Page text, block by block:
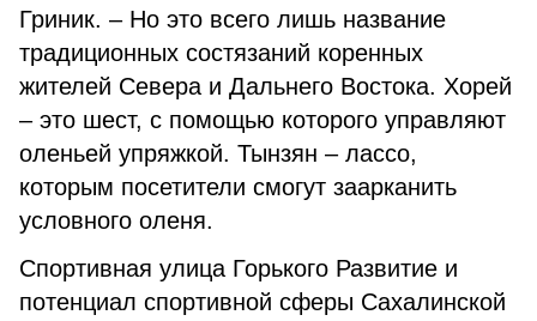
Гриник. – Но это всего лишь название
традиционных состязаний коренных
жителей Севера и Дальнего Востока. Хорей
– это шест, с помощью которого управляют
оленьей упряжкой. Тынзян – лассо,
которым посетители смогут заарканить
условного оленя.
Спортивная улица Горького Развитие и
потенциал спортивной сферы Сахалинской